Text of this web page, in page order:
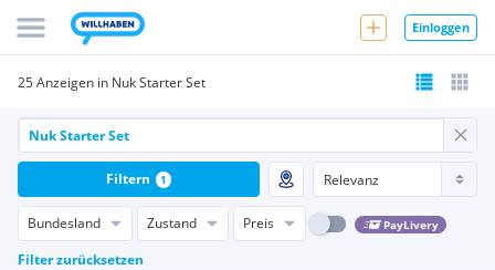
Einloggen
25 Anzeigen in Nuk Starter Set
Bundesland Zustand Preis PayLivery
Filter zurücksetzen
Filtern 1